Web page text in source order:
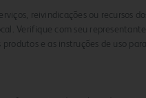
reivindicações ou recursos
Verifique com seu
e as instruções de uso